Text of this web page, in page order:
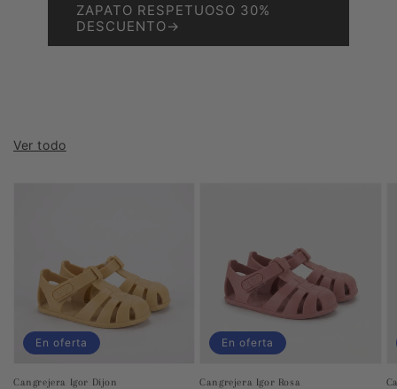
ZAPATO RESPETUOSO 30%
DESCUENTO→
Ver todo
Cangrejera Igor Dijon
En oferta
Cangrejera Igor Rosa
En oferta